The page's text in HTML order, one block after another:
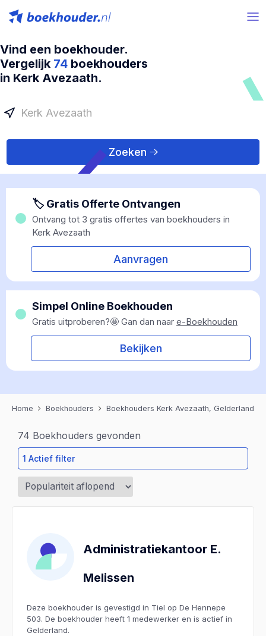
Vind een boekhouder.
Vergelijk 74 boekhouders
in Kerk Avezaath.
Zoeken
🏷 Gratis Offerte Ontvangen
Ontvang tot 3 gratis offertes van boekhouders in
Kerk Avezaath
Aanvragen
Simpel Online Boekhouden
Gratis uitproberen?🤩 Gan dan naar e-Boekhouden
Bekijken
Home Boekhouders Boekhouders Kerk Avezaath, Gelderland
74 Boekhouders gevonden
1 Actief filter
Administratiekantoor E.
Melissen
Deze boekhouder is gevestigd in Tiel op De Hennepe
503. De boekhouder heeft 1 medewerker en is actief in
Gelderland.